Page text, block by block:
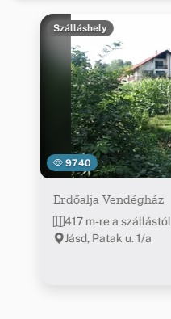
9740
Szálláshely
Erdőalja Vendégház
417 m-re a szállástól
Jásd, Patak u. 1/a